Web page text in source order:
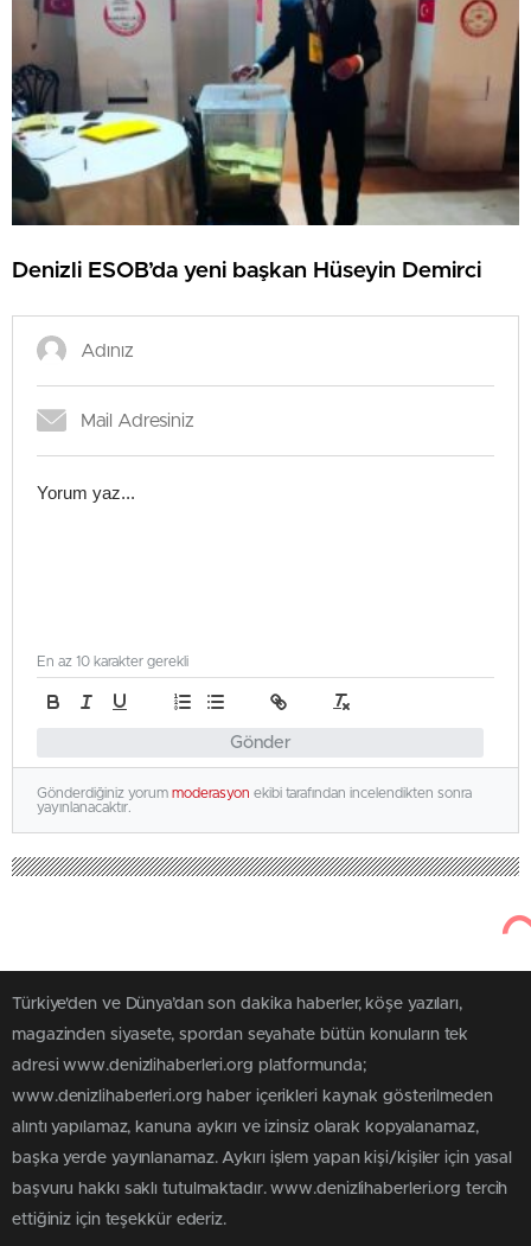
Denizli ESOB’da yeni başkan Hüseyin Demirci
Gönder
En az 10 karakter gerekli
Gönderdiğiniz yorum moderasyon ekibi tarafından incelendikten sonra
yayınlanacaktır.
Türkiye'den ve Dünya’dan son dakika haberler, köşe yazıları,
magazinden siyasete, spordan seyahate bütün konuların tek
adresi www.denizlihaberleri.org platformunda;
www.denizlihaberleri.org haber içerikleri kaynak gösterilmeden
alıntı yapılamaz, kanuna aykırı ve izinsiz olarak kopyalanamaz,
başka yerde yayınlanamaz. Aykırı işlem yapan kişi/kişiler için yasal
başvuru hakkı saklı tutulmaktadır. www.denizlihaberleri.org tercih
ettiğiniz için teşekkür ederiz.